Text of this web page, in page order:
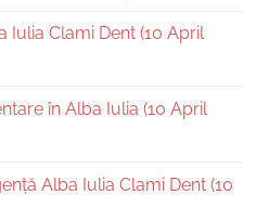
Iulia Clami Dent (10 April
în Alba Iulia (10 April
Alba Iulia Clami Dent (10